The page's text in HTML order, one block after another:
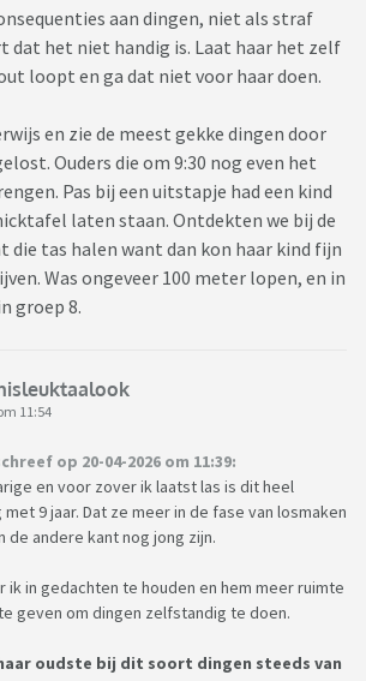
aan dingen, niet als straf
dat het niet handig is. Laat haar het zelf
loopt en ga dat niet voor haar doen.
en zie de meest gekke dingen door
Ouders die om 9:30 nog even het
Pas bij een uitstapje had een kind
laten staan. Ontdekten we bij de
die tas halen want dan kon haar kind fijn
Was ongeveer 100 meter lopen, en in
groep 8.
11:54
op 20-04-2026 om 11:39:
en voor zover ik laatst las is dit heel
9 jaar. Dat ze meer in de fase van losmaken
de andere kant nog jong zijn.
ik in gedachten te houden en hem meer ruimte
geven om dingen zelfstandig te doen.
oudste bij dit soort dingen steeds van